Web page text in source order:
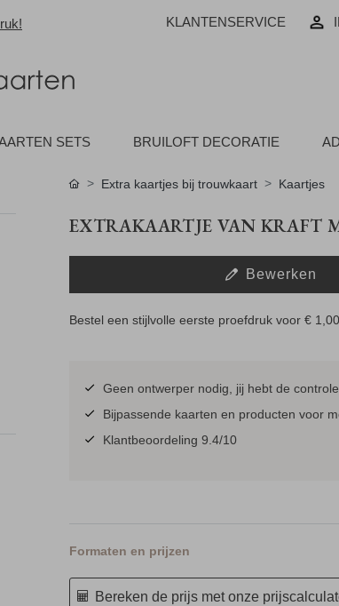
KLANTENSERVICE
SETS BRUILOFT DECORATIE
Extra kaartjes bij trouwkaart Kaartjes
EXTRAKAARTJE VAN KRAFT
Bewerken
Bestel een stijlvolle eerste proefdruk voor € 1,00
Geen ontwerper nodig, jij hebt de controle
Bijpassende kaarten en producten voor
Klantbeoordeling 9.4/10
Formaten en prijzen
Bereken de prijs met onze